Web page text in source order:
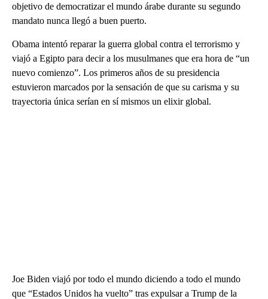
objetivo de democratizar el mundo árabe durante su segundo
mandato nunca llegó a buen puerto.
Obama intentó reparar la guerra global contra el terrorismo y
viajó a Egipto para decir a los musulmanes que era hora de “un
nuevo comienzo”. Los primeros años de su presidencia
estuvieron marcados por la sensación de que su carisma y su
trayectoria única serían en sí mismos un elixir global.
Joe Biden viajó por todo el mundo diciendo a todo el mundo
que “Estados Unidos ha vuelto” tras expulsar a Trump de la